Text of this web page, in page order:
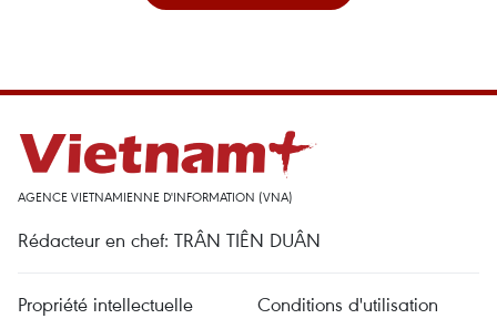
AGENCE VIETNAMIENNE D'INFORMATION (VNA)
Rédacteur en chef: TRÂN TIÊN DUÂN
Propriété intellectuelle Conditions d'utilisation